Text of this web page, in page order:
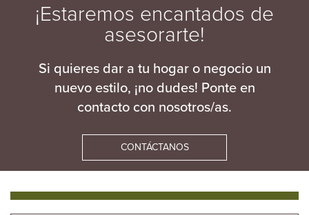
¡Estaremos encantados de
asesorarte!
Si quieres dar a tu hogar o negocio un
nuevo estilo, ¡no dudes! Ponte en
contacto con nosotros/as.
CONTÁCTANOS